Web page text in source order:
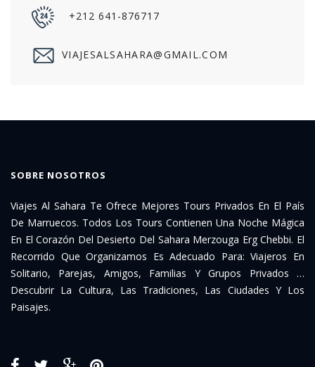
+212 641-876717
VIAJESALSAHARA@GMAIL.COM
SOBRE NOSOTROS
Viajes Al Sahara Te Ofrece Mejores Tours Privados En El País
De Marruecos. Todos Los Tours Contienen Una Noche Mágica
En El Corazón Del Desierto Del Sahara Merzouga Erg Chebbi. El
Recorrido Que Organizamos Es Adecuado Para: Viajeros En
Solitario, Parejas, Amigos, Familias Y Grupos Privados …
Descubrir La Cultura, Las Tradiciones, Las Ciudades Y Los
Paisajes.